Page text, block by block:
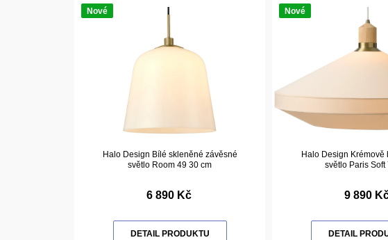
Nové
Halo Design Bílé skleněné závěsné
světlo Room 49 30 cm
6 890 Kč
DETAIL PRODUKTU
Nové
Halo Design Krémově
světlo Paris Soft
9 890
DETAIL